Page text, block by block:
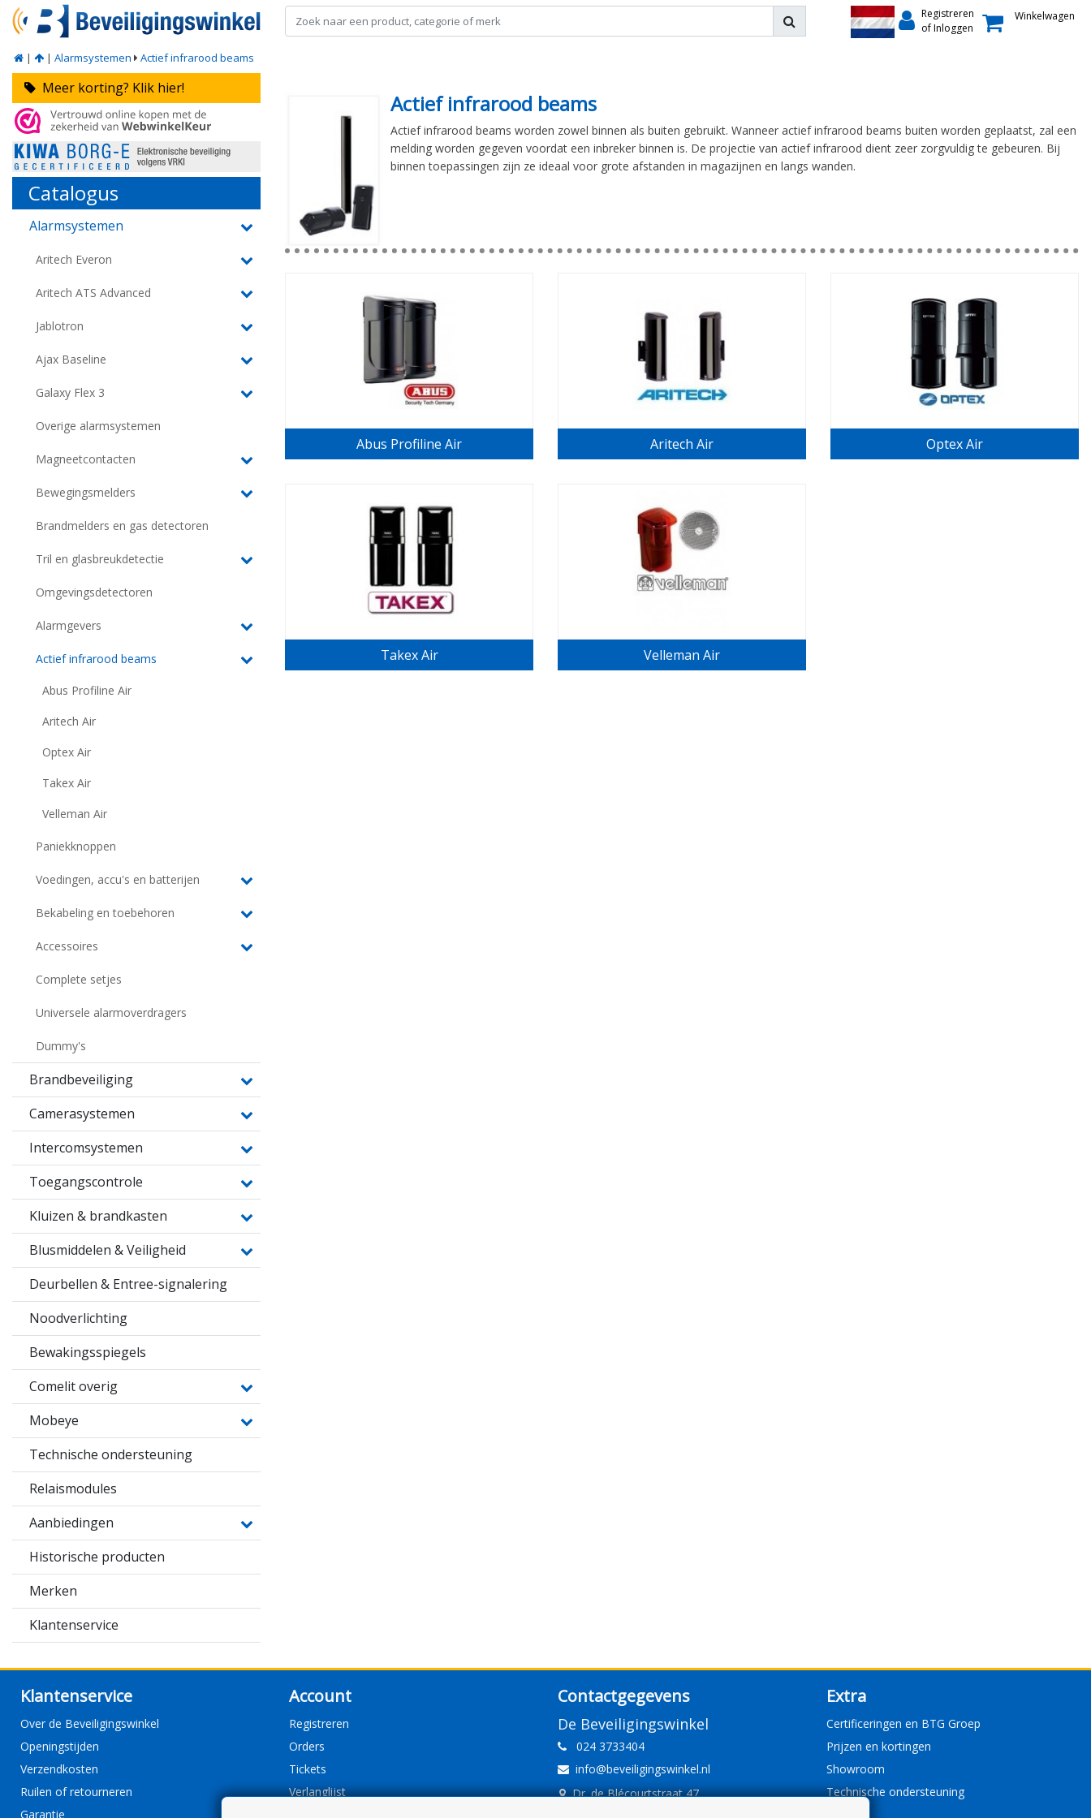
Registreren
of Inloggen
Winkelwagen
| | Alarmsystemen Actief infrarood beams
Meer korting? Klik hier!
Catalogus
Alarmsystemen
Aritech Everon
Aritech ATS Advanced
Jablotron
Ajax Baseline
Galaxy Flex 3
Overige alarmsystemen
Magneetcontacten
Bewegingsmelders
Brandmelders en gas detectoren
Tril en glasbreukdetectie
Omgevingsdetectoren
Alarmgevers
Actief infrarood beams
Abus Profiline Air
Aritech Air
Optex Air
Takex Air
Velleman Air
Paniekknoppen
Voedingen, accu's en batterijen
Bekabeling en toebehoren
Accessoires
Complete setjes
Universele alarmoverdragers
Dummy's
Brandbeveiliging
Camerasystemen
Intercomsystemen
Toegangscontrole
Kluizen & brandkasten
Blusmiddelen & Veiligheid
Deurbellen & Entree-signalering
Noodverlichting
Bewakingsspiegels
Comelit overig
Mobeye
Technische ondersteuning
Relaismodules
Aanbiedingen
Historische producten
Merken
Klantenservice
Actief infrarood beams
Actief infrarood beams worden zowel binnen als buiten gebruikt. Wanneer actief infrarood beams buiten worden geplaatst, zal een
melding worden gegeven voordat een inbreker binnen is. De projectie van actief infrarood dient zeer zorgvuldig te gebeuren. Bij
binnen toepassingen zijn ze ideaal voor grote afstanden in magazijnen en langs wanden.
Abus Profiline Air Aritech Air Optex Air
Takex Air Velleman Air
Klantenservice
Over de Beveiligingswinkel
Openingstijden
Verzendkosten
Ruilen of retourneren
Garantie
Account
Registreren
Orders
Tickets
Verlanglijst
Contactgegevens
De Beveiligingswinkel
024 3733404
info@beveiligingswinkel.nl
Dr. de Blécourtstraat 47
Extra
Certificeringen en BTG Groep
Prijzen en kortingen
Showroom
Technische ondersteuning